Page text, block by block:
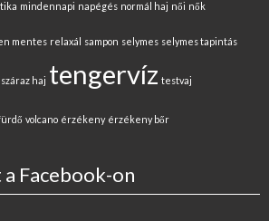
mindennapi napégés normál haj női nők
mentes relaxál sampon selymes selymes tapintás
száraz haj tengervíz testvaj
volcano érzékeny érzékeny bőr
Facebook-on